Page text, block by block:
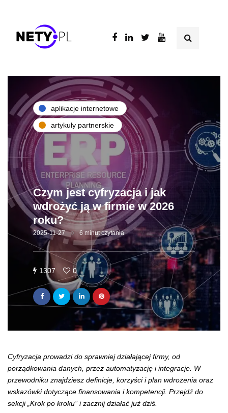
aplikacje internetowe
artykuły partnerskie
Czym jest cyfryzacja i jak
wdrożyć ją w firmie w 2026
roku?
2025-11-27 6 minut czytania
1307 0
Cyfryzacja prowadzi do sprawniej działającej firmy, od
porządkowania danych, przez automatyzację i integracje. W
przewodniku znajdziesz definicje, korzyści i plan wdrożenia oraz
wskazówki dotyczące finansowania i kompetencji. Przejdź do
sekcji „Krok po kroku” i zacznij działać już dziś.